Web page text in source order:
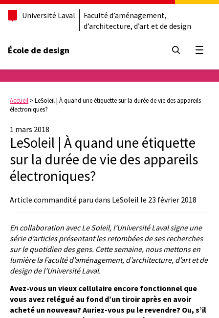
Université Laval
Faculté d’aménagement,
d’architecture, d’art et de design
École de design
Accueil >LeSoleil | À quand une étiquette sur la durée de vie des appareils
électroniques?
1 mars 2018
LeSoleil | À quand une étiquette
sur la durée de vie des appareils
électroniques?
Article commandité paru dans LeSoleil le 23 février 2018
En collaboration avec Le Soleil, l’Université Laval signe une
série d’articles présentant les retom­bées de ses recherches
sur le quotidien des gens. Cette semaine, nous mettons en
lumière la Faculté d’aménagement, d’architecture, d’art et de
design de l’Université Laval.
Avez-vous un vieux cellulaire encore fonctionnel que
vous avez relégué au fond d’un tiroir après en avoir
acheté un nouveau? Auriez-vous pu le revendre? Ou, s’il